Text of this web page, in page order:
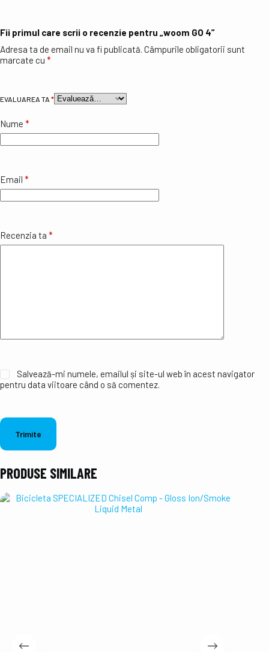
Fii primul care scrii o recenzie pentru „woom GO 4”
Adresa ta de email nu va fi publicată. Câmpurile obligatorii sunt
marcate cu *
EVALUAREA TA *
Nume *
Email *
Recenzia ta *
Salvează-mi numele, emailul și site-ul web în acest navigator
pentru data viitoare când o să comentez.
Trimite
PRODUSE SIMILARE